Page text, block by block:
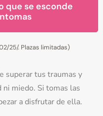
que se esconde
25/. Plazas limitadas)
superar tus traumas y
ni miedo. Si tomas las
a disfrutar de ella.